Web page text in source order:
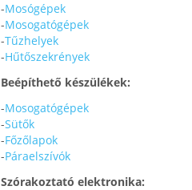
-Mosógépek
-Mosogatógépek
-Tűzhelyek
-Hűtőszekrények
Beépíthető készülékek:
-Mosogatógépek
-Sütők
-Főzőlapok
-Páraelszívók
Szórakoztató elektronika: